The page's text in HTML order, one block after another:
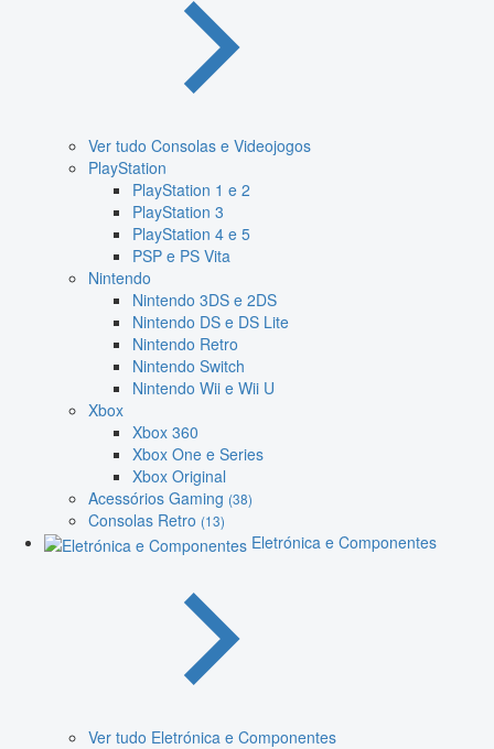
Ver tudo Consolas e Videojogos
PlayStation
PlayStation 1 e 2
PlayStation 3
PlayStation 4 e 5
PSP e PS Vita
Nintendo
Nintendo 3DS e 2DS
Nintendo DS e DS Lite
Nintendo Retro
Nintendo Switch
Nintendo Wii e Wii U
Xbox
Xbox 360
Xbox One e Series
Xbox Original
Acessórios Gaming (38)
Consolas Retro (13)
Eletrónica e Componentes
Ver tudo Eletrónica e Componentes